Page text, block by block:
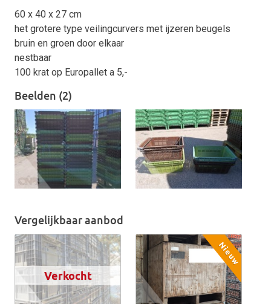
60 x 40 x 27 cm
het grotere type veilingcurvers met ijzeren beugels
bruin en groen door elkaar
nestbaar
100 krat op Europallet a 5,-
Beelden (2)
Vergelijkbaar aanbod
Verkocht
Nieuw